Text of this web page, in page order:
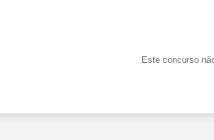
Este concurso